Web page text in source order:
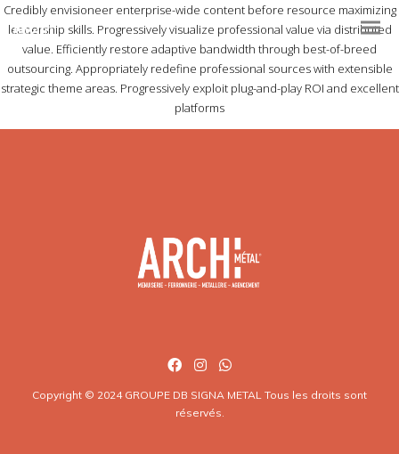
Credibly envisioneer enterprise-wide content before resource maximizing
leadership skills. Progressively visualize professional value via distributed
value. Efficiently restore adaptive bandwidth through best-of-breed
outsourcing. Appropriately redefine professional sources with extensible
strategic theme areas. Progressively exploit plug-and-play ROI and excellent
platforms
Copyright © 2024 GROUPE DB SIGNA METAL Tous les droits sont
réservés.